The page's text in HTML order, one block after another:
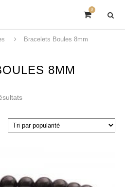
0
Bracelets Boules 8mm
8MM